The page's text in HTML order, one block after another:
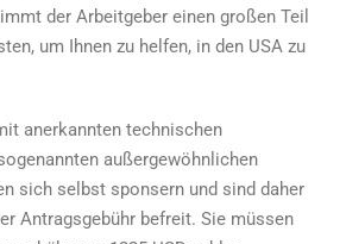
der Arbeitgeber einen großen Teil
um Ihnen zu helfen, in den USA zu
anerkannten technischen
außergewöhnlichen
sich selbst sponsern und sind daher
Antragsgebühr befreit. Sie müssen